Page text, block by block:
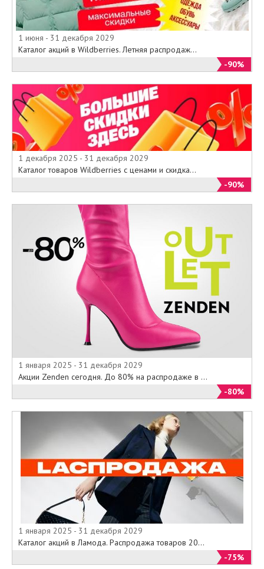
1 июня - 31 декабря 2029
Каталог акций в Wildberries. Летняя распродаж...
-90%
1 декабря 2025 - 31 декабря 2029
Каталог товаров Wildberries с ценами и скидка...
-90%
1 января 2025 - 31 декабря 2029
Акции Zenden сегодня. До 80% на распродаже в ...
-80%
1 января 2025 - 31 декабря 2029
Каталог акций в Ламода. Распродажа товаров 20...
-75%